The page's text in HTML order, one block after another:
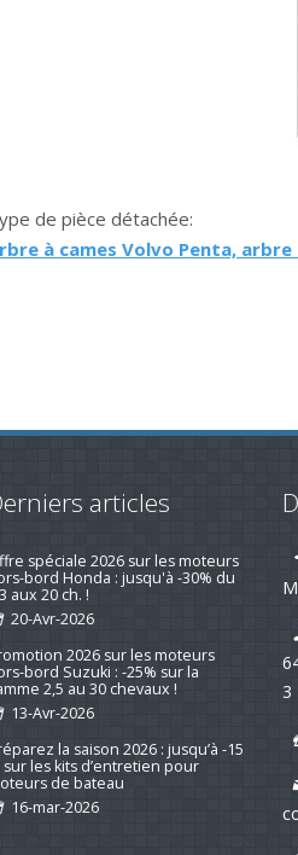
de pièce détachée:
à cames Volvo Penta,
articles
d'un voilier suivi d'un
client qui fait plaisir !
19-nov-2025
spéciale 2026 sur les moteurs
bord Honda : jusqu'à -30% du
aux 20 ch. !
20-Avr-2026
2026 sur les moteurs
bord Suzuki : -25% sur la
2,5 au 30 chevaux !
13-Avr-2026
3